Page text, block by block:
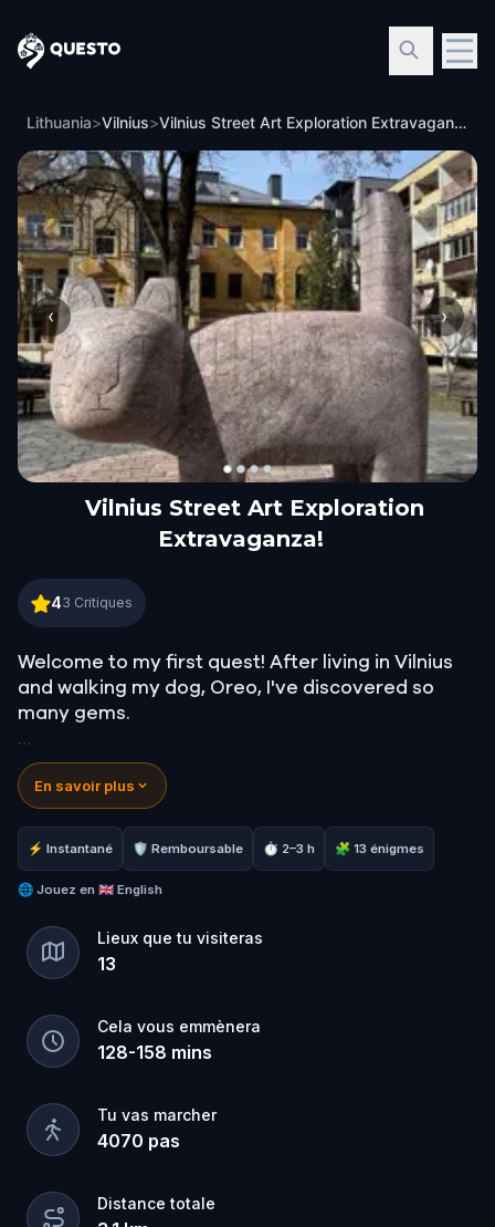
Questo
Lithuania>Vilnius> Vilnius Street Art Exploration Extravaganza!
‹ ›
Vilnius Street Art Exploration
Extravaganza!
Vilnius Street Art Exploration Extravaganza!
43 Critiques
Welcome to my first quest! After living in Vilnius
and walking my dog, Oreo, I've discovered so
many gems.
Once I began curating this exploration, I quickly
realized there was no way I could include
everything. So keep your eyes peeled for some
magic along the way.
Please note that this exploration is more about
ready for a long walk. Consider: a water bottle,
comfortable shoes, and a camera
En savoir plus
⚡ Instantané 🛡 Remboursable ⏱ 2–3 h 🧩 13 énigmes
🌐 Jouez en 🇬🇧 English
Lieux que tu visiteras
13
Cela vous emmènera
128-158 mins
Tu vas marcher
4070 pas
Distance totale